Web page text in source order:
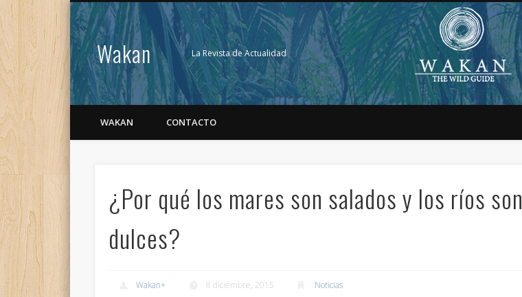
Wakan La Revista de Actualidad
WAKAN CONTACTO
¿Por qué los mares son salados y los ríos son
dulces?
Wakan+ 8 diciembre, 2015 Noticias